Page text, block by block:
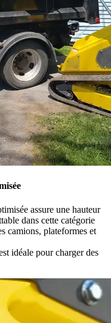
assure une hauteur
dans cette catégorie
camions, plateformes et
idéale pour charger des